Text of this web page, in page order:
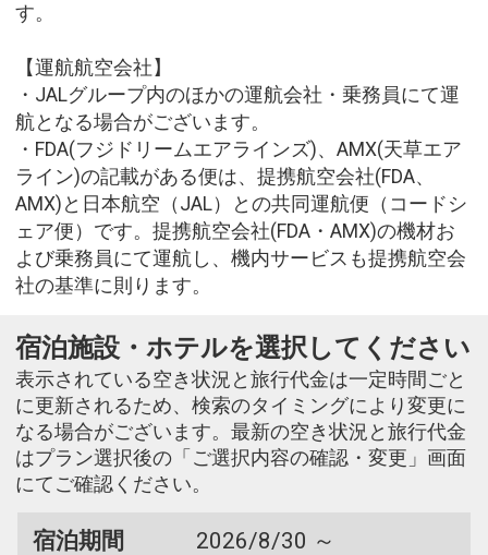
す。
【運航航空会社】
・JALグループ内のほかの運航会社・乗務員にて運
航となる場合がございます。
・FDA(フジドリームエアラインズ)、AMX(天草エア
ライン)の記載がある便は、提携航空会社(FDA、
AMX)と日本航空（JAL）との共同運航便（コードシ
ェア便）です。提携航空会社(FDA・AMX)の機材お
よび乗務員にて運航し、機内サービスも提携航空会
社の基準に則ります。
宿泊施設・ホテルを選択してください
表示されている空き状況と旅行代金は一定時間ごと
に更新されるため、検索のタイミングにより変更に
なる場合がございます。最新の空き状況と旅行代金
はプラン選択後の「ご選択内容の確認・変更」画面
にてご確認ください。
宿泊期間
2026/8/30 ～